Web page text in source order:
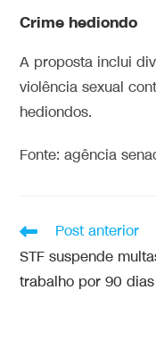
Crime hediondo
A proposta inclui
violência sexual
hediondos.
Fonte: agência
Post anterior
STF suspende
trabalho por 90 dias